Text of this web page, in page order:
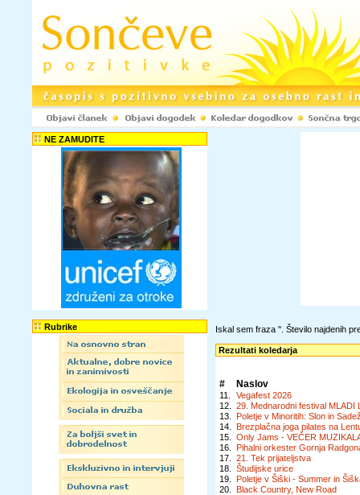
NE ZAMUDITE
Rubrike Iskal sem fraza ''. Število najdenih
Rezultati koledarja
# Naslov
11.
Vegafest 2026
12.
29. Mednarodni festival MLADI
13.
Poletje v Minoritih: Slon in
14.
Brezplačna joga pilates na
15.
Only Jams - VEČER
16.
Pihalni orkester Gornja
17.
21. Tek prijateljstva
18.
Študijske urice
19.
Poletje v Šiški - Summer in
20.
Black Country, New Road